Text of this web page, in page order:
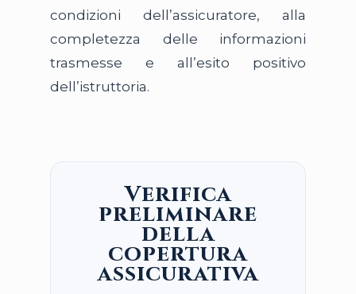
condizioni dell’assicuratore, alla
completezza delle informazioni
trasmesse e all’esito positivo
dell’istruttoria.
Verifica
preliminare
della
copertura
assicurativa